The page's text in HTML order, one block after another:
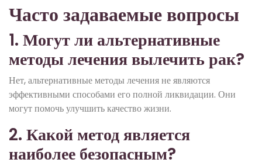
Часто задаваемые вопросы
1. Могут ли альтернативные
методы лечения вылечить рак?
Нет, альтернативные методы лечения не являются
эффективными способами его полной ликвидации. Они
могут помочь улучшить качество жизни.
2. Какой метод является
наиболее безопасным?